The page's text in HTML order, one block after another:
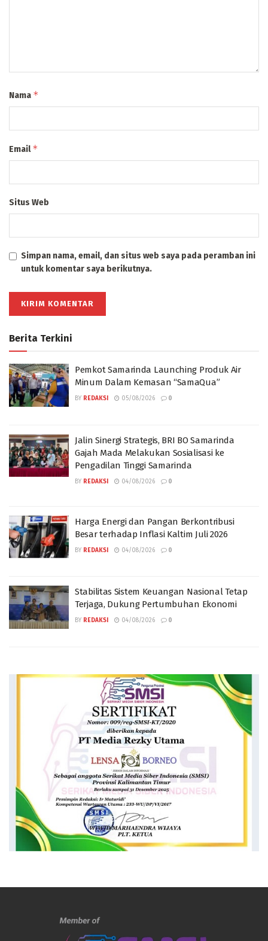
Nama *
Email*
Situs Web
Simpan nama, email, dan situs web saya pada peramban ini
untuk komentar saya berikutnya.
Berita Terkini
Pemkot Samarinda Launching Produk Air
Minum Dalam Kemasan “SamaQua”
BY REDAKSI 05/08/2026 0
Jalin Sinergi Strategis, BRI BO Samarinda
Gajah Mada Melakukan Sosialisasi ke
Pengadilan Tinggi Samarinda
BY REDAKSI 04/08/2026 0
Harga Energi dan Pangan Berkontribusi
Besar terhadap Inflasi Kaltim Juli 2026
BY REDAKSI 04/08/2026 0
Stabilitas Sistem Keuangan Nasional Tetap
Terjaga, Dukung Pertumbuhan Ekonomi
BY REDAKSI 04/08/2026 0